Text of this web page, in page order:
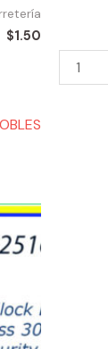
$1.50